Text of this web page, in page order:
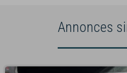
Annonces